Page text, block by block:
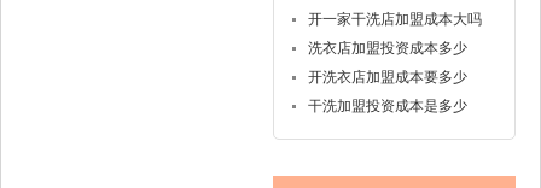
开一家干洗店加盟成本大吗
洗衣店加盟投资成本多少
开洗衣店加盟成本要多少
干洗加盟投资成本是多少